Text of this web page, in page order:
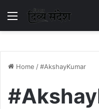
Menu
Home /#AkshayKumar